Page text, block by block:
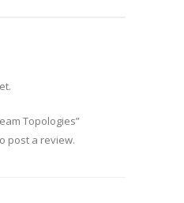
Topologies”
post a review.